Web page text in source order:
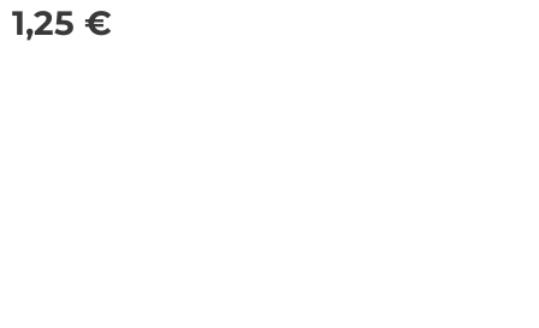
1,25 €